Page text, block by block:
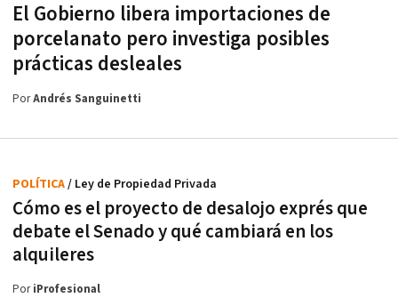
El Gobierno libera importaciones de
porcelanato pero investiga posibles
prácticas desleales
PorAndrés Sanguinetti
Cómo es el proyecto de desalojo exprés que
debate el Senado y qué cambiará en los
alquileres
POLÍTICA/ Ley de Propiedad Privada
PoriProfesional